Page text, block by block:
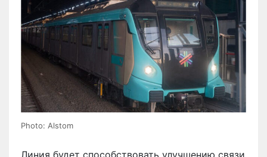
Photo: Alstom